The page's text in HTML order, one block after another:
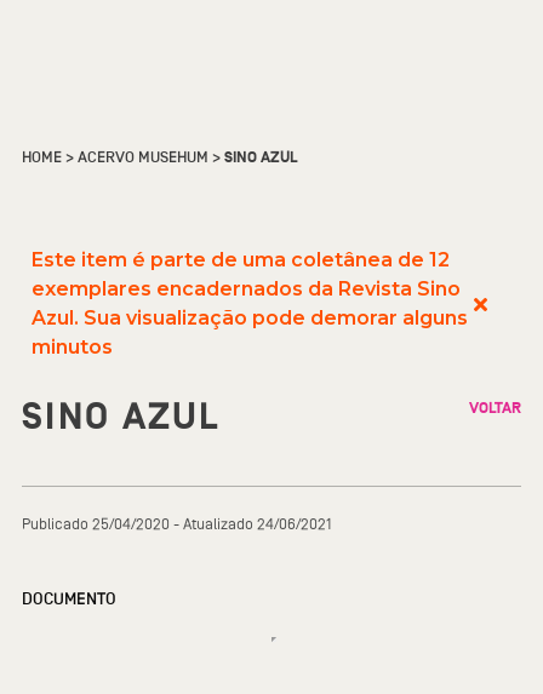
HOME>ACERVO MUSEHUM >SINO AZUL
Este item é parte de uma coletânea de 12
exemplares encadernados da Revista Sino
Azul. Sua visualização pode demorar alguns
minutos
SINO AZUL VOLTAR
Publicado 25/04/2020 - Atualizado 24/06/2021
DOCUMENTO